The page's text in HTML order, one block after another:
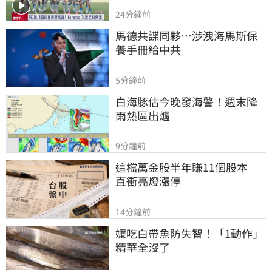
24分鐘前
馬德共諜同夥…涉洩海馬斯保
養手冊給中共
5分鐘前
白海豚估今晚發海警！週末降
雨熱區出爐
9分鐘前
這檔萬金股半年賺11個股本
直衝亮燈漲停
14分鐘前
嬤吃白帶魚防失智！「1動作」
精華全沒了